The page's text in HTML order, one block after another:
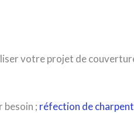
votre projet de
besoin ; réfection de